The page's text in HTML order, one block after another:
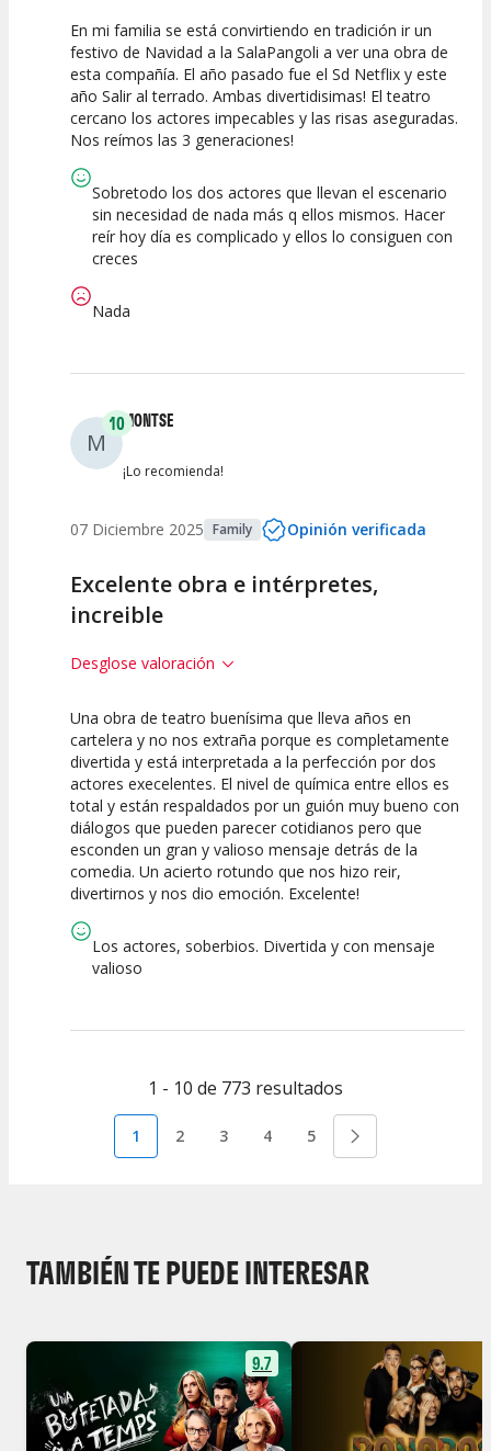
10
Calidad del
Espectáculo
10
Puesta en
Escena
10
Interpretación
artística
En mi familia se está convirtiendo en tradición ir un
festivo de Navidad a la SalaPangoli a ver una obra de
esta compañía. El año pasado fue el Sd Netflix y este
año Salir al terrado. Ambas divertidisimas! El teatro
cercano los actores impecables y las risas aseguradas.
Nos reímos las 3 generaciones!
Sobretodo los dos actores que llevan el escenario
sin necesidad de nada más q ellos mismos. Hacer
reír hoy día es complicado y ellos lo consiguen con
creces
Nada
M
10MONTSE
¡Lo recomienda!
07 Diciembre 2025 Family Opinión verificada
Excelente obra e intérpretes,
increible
Desglose valoración
10
Calidad del
Espectáculo
10
Puesta en
Escena
10
Interpretación
artística
Una obra de teatro buenísima que lleva años en
cartelera y no nos extraña porque es completamente
divertida y está interpretada a la perfección por dos
actores execelentes. El nivel de química entre ellos es
total y están respaldados por un guión muy bueno con
diálogos que pueden parecer cotidianos pero que
esconden un gran y valioso mensaje detrás de la
comedia. Un acierto rotundo que nos hizo reir,
divertirnos y nos dio emoción. Excelente!
Los actores, soberbios. Divertida y con mensaje
valioso
1 - 10 de 773 resultados
1 2 3 4 5
TAMBIÉN TE PUEDE INTERESAR
9.7